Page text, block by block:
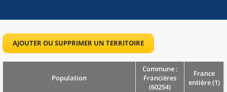
AJOUTER OU SUPPRIMER UN TERRITOIRE
Population
Commune :
Francières
(60254)
France
entière (1)